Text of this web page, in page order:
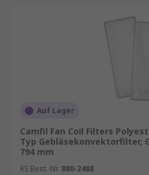
Auf Lager
Camfil Fan Coil Filters
Typ Gebläsekonvektorfilter,
794 mm
RS Best.-Nr. 880-2488